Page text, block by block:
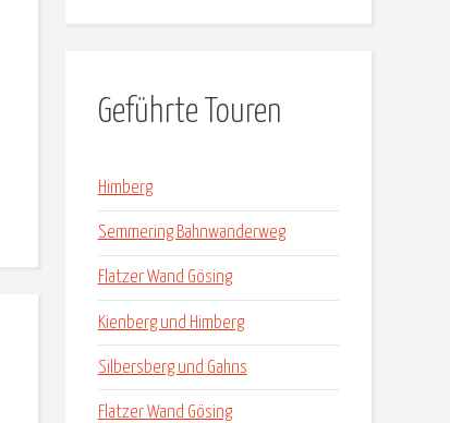
Geführte Touren
Himberg
Semmering Bahnwanderweg
Flatzer Wand Gösing
Kienberg und Himberg
Silbersberg und Gahns
Flatzer Wand Gösing